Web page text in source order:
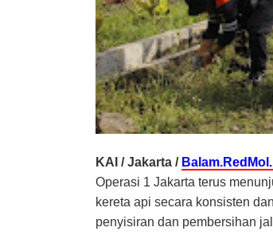
KAI / Jakarta /
Operasi 1 Jakarta terus
kereta api secara konsisten
penyisiran dan pembersihan